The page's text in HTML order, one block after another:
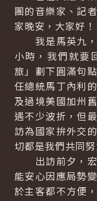
團的音樂家、記
家晚安，大家好！
我是馬英九，
小時，我們就要
旅」劃下圓滿句
任總統馬丁內利
及過境美國加州
遇不少波折，但
訪為國家拚外交
切都是我們共同
出訪前夕，宏
能安心因應局勢
於主客都不方便